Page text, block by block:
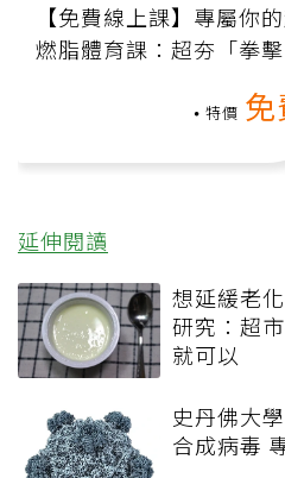
【免費線上課】專屬你
燃脂體育課：超夯「拳
特價 免
延伸閱讀
想延緩老
研究：超
就可以
史丹佛大
合成病毒